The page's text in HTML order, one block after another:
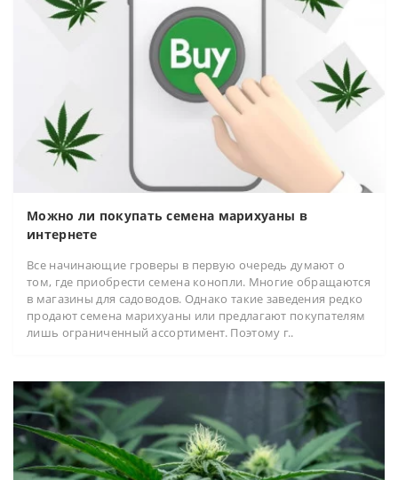
Можно ли покупать семена марихуаны в
интернете
Все начинающие гроверы в первую очередь думают о
том, где приобрести семена конопли. Многие обращаются
в магазины для садоводов. Однако такие заведения редко
продают семена марихуаны или предлагают покупателям
лишь ограниченный ассортимент. Поэтому г..